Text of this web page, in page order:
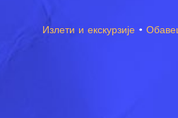
Излети и екскурзије·